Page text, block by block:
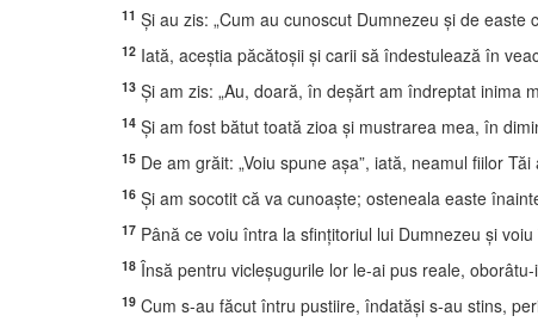
11 Şi au zis: „Cum au cunoscut Dumnezeu şi de easte
12 Iată, aceştia păcătoşii şi carii să îndestulează în
13 Şi am zis: „Au, doară, în deşărt am îndreptat inima
14 Şi am fost bătut toată zioa şi mustrarea mea, în
15 De am grăit: „Voiu spune aşa”, iată, neamul fiilor
16 Şi am socotit că va cunoaşte; osteneala easte
17 Până ce voiu întra la sfinţitoriul lui Dumnezeu şi
18 Însă pentru vicleşugurile lor le-ai pus reale,
19 Cum s-au făcut întru pustiire, îndatăşi s-au stins,